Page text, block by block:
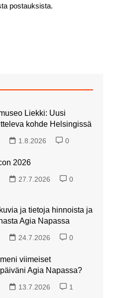
postauksista.
Liekki: Uusi
kohde Helsingissä
1.8.2026 0
2026
27.7.2026 0
ja tietoja hinnoista ja
Agia Napassa
24.7.2026 0
viimeiset
Agia Napassa?
13.7.2026 1